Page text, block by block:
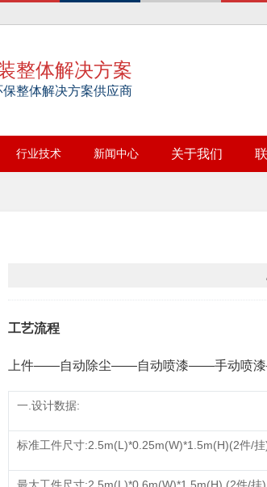
整体解决方案
保整体解决方案供应商
行业技术 新闻中心 关于我们
工艺流程
上件——自动除尘——自动喷漆——手动
一.设计数据:
标准工件尺寸:2.5m(L)*0.25m(W)*1.5m(H)(2件/挂